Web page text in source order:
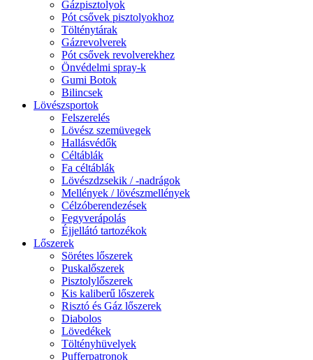
Gázpisztolyok
Pót csővek pisztolyokhoz
Tölténytárak
Gázrevolverek
Pót csővek revolverekhez
Önvédelmi spray-k
Gumi Botok
Bilincsek
Lövészsportok
Felszerelés
Lövész szemüvegek
Hallásvédők
Céltáblák
Fa céltáblák
Lövészdzsekik / -nadrágok
Mellények / lövészmellények
Célzóberendezések
Fegyverápolás
Éjjellátó tartozékok
Lőszerek
Sörétes lőszerek
Puskalőszerek
Pisztolylőszerek
Kis kaliberű lőszerek
Risztó és Gáz lőszerek
Diabolos
Lövedékek
Töltényhüvelyek
Pufferpatronok